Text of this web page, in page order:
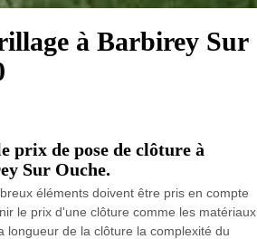
à Barbirey Sur
prix de pose de clôture à
Sur Ouche.
éléments doivent être pris en compte
le prix d'une clôture comme les matériaux
longueur de la clôture la complexité du